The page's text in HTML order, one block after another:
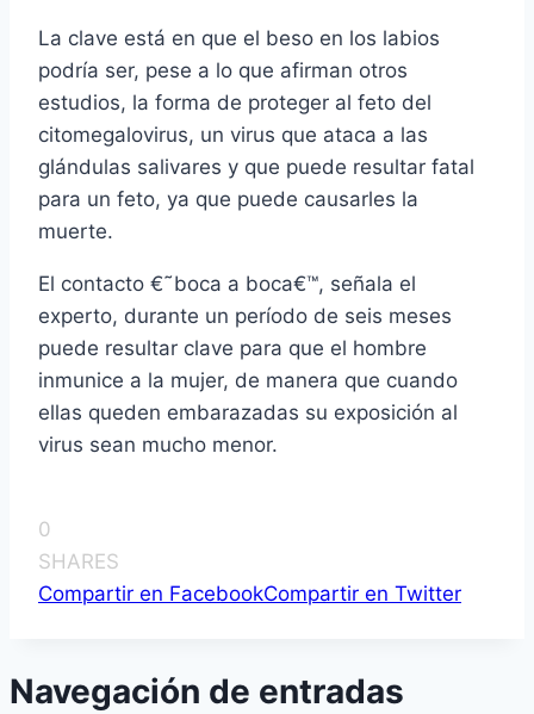
La clave está en que el beso en los labios
podrí­a ser, pese a lo que afirman otros
estudios, la forma de proteger al feto del
citomegalovirus, un virus que ataca a las
glándulas salivares y que puede resultar fatal
para un feto, ya que puede causarles la
muerte.
El contacto €˜boca a boca€™, señala el
experto, durante un perí­odo de seis meses
puede resultar clave para que el hombre
inmunice a la mujer, de manera que cuando
ellas queden embarazadas su exposición al
virus sean mucho menor.
0
SHARES
Compartir en FacebookCompartir en Twitter
Navegación de entradas